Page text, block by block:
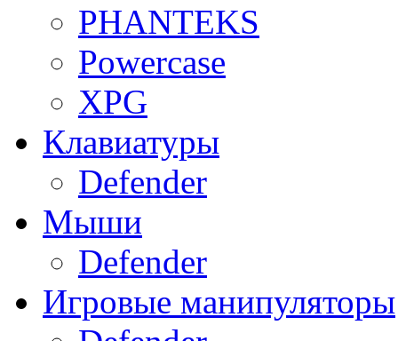
PHANTEKS
Powercase
XPG
Клавиатуры
Defender
Мыши
Defender
Игровые манипуляторы